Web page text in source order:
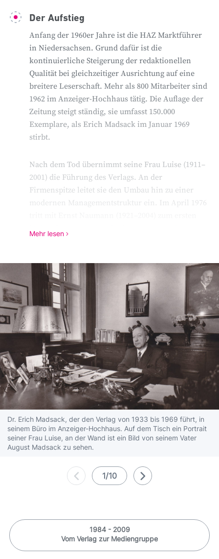
Rotationsmaschinen Ende der 1950er Jahre sorgen
fremde Druckaufträge zusätzlich für eine solide
geschäftliche Basis.
Anzeigenblätter.
Der Aufstieg
Anfang der 1960er Jahre ist die HAZ Marktführer
in Niedersachsen. Grund dafür ist die
kontinuierliche Steigerung der redaktionellen
Qualität bei gleichzeitiger Ausrichtung auf eine
breitere Leserschaft. Mehr als 800 Mitarbeiter sind
1962 im Anzeiger-Hochhaus tätig. Die Auflage der
Zeitung steigt ständig, sie umfasst 150.000
Exemplare, als Erich Madsack im Januar 1969
stirbt.
Nach dem Tod übernimmt seine Frau Luise (1911–
2001) die Führung des Verlags. An der
Firmenspitze leitet sie den Umbau hin zu einer
modernen Managementstruktur ein. Im April 1976
Mal in der Geschichte des Hauses ein Verleger an
daraufhin in den Aufsichtsrat, dessen Vorsitz sie
bis 1983 innehat.
Über die Jahre wird es in den Verlagsräumen in
der Innenstadt immer enger, daher richtet
MADSACK 1974 mit dem Pressehaus im Stadtteil
Kirchrode einen neuen Hauptsitz ein. Der Neubau
am Stadtrand Hannovers bietet in den beiden
zehngeschossigen Türmen und mehreren
angrenzenden Flachbauten etwa 25.000
Quadratmeter Nutzfläche für Verlag, Redaktion
und Produktion. Mit der räumlichen Veränderung
geht auch eine technische Verbesserung einher:
Das Offsetdruckverfahren löst den Bleisatz ab.
Dadurch gelangen nicht nur farbige Bilder und
flexiblere Produktion bei verbesserter
Druckqualität ist jetzt möglich.
Mehr lesen
Dr. Erich Madsack, der den Verlag von 1933 bis 1969 führt, in
seinem Büro im Anzeiger-Hochhaus. Auf dem Tisch ein Portrait
seiner Frau Luise, an der Wand ist ein Bild von seinem Vater
August Madsack zu sehen.
1/10
1984 - 2009
Vom Verlag zur Mediengruppe